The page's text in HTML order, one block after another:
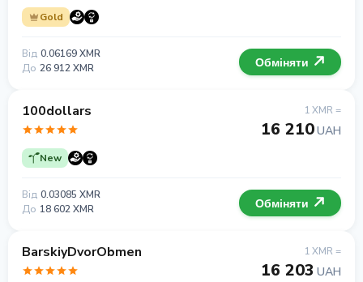
Gold
Від 0.06169 XMR
До 26 912 XMR Обміняти
100dollars
New
1 XMR =
16 210UAH
Від 0.03085 XMR
До 18 602 XMR Обміняти
BarskiyDvorObmen 1 XMR =
16 203 UAH